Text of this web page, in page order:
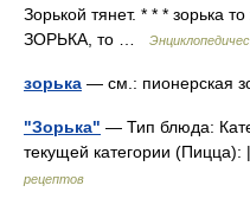
Зорькой тянет. * * * зорька
ЗОРЬКА, то …
зорька — см.: пионерская
"Зорька" — Тип блюда:
текущей категории
рецептов